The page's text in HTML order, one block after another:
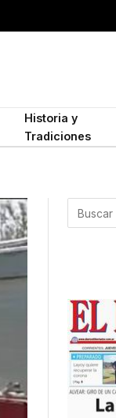
Historia y
Tradiciones